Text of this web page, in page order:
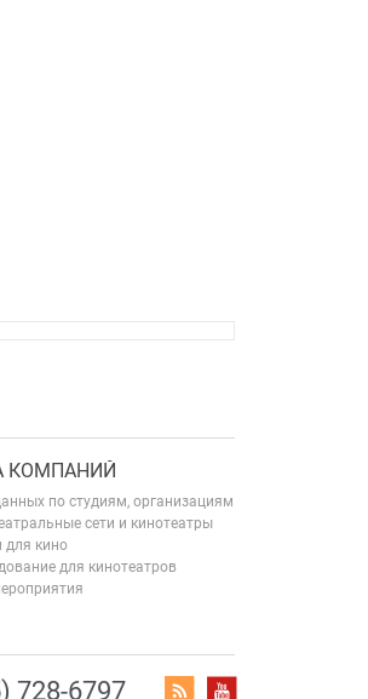
КОМПАНИЙ
по студиям, организациям
сети и кинотеатры
для кино
для кинотеатров
728-6797